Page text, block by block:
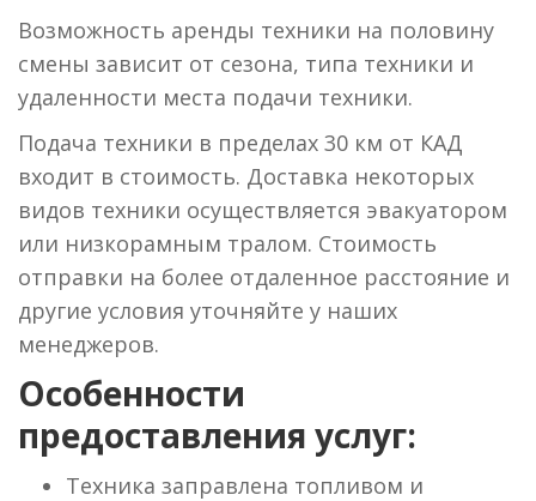
Возможность аренды техники на половину
смены зависит от сезона, типа техники и
удаленности места подачи техники.
Подача техники в пределах 30 км от КАД
входит в стоимость. Доставка некоторых
видов техники осуществляется эвакуатором
или низкорамным тралом. Стоимость
отправки на более отдаленное расстояние и
другие условия уточняйте у наших
менеджеров.
Особенности
предоставления услуг:
Техника заправлена топливом и